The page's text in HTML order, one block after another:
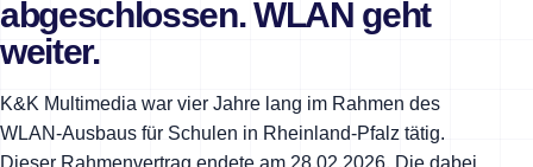
abgeschlossen. WLAN geht
weiter.
K&K Multimedia war vier Jahre lang im Rahmen des
WLAN-Ausbaus für Schulen in Rheinland-Pfalz tätig.
Dieser Rahmenvertrag endete am 28.02.2026. Die dabei